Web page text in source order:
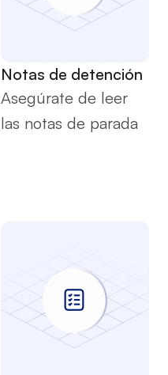
Notas de detención
Asegúrate de leer
las notas de parada